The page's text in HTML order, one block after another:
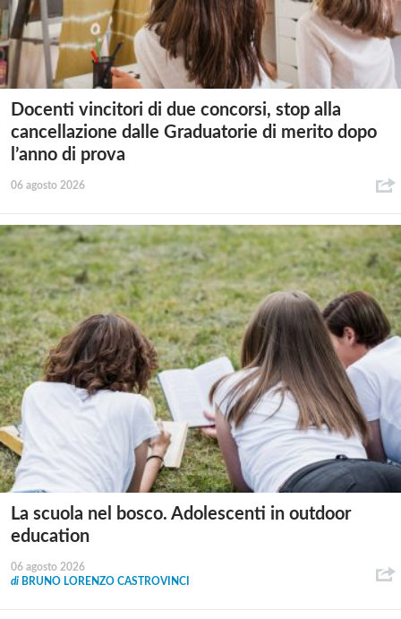
Docenti vincitori di due concorsi, stop alla
cancellazione dalle Graduatorie di merito dopo
l’anno di prova
06 agosto 2026
La scuola nel bosco. Adolescenti in outdoor
education
06 agosto 2026
di BRUNO LORENZO CASTROVINCI